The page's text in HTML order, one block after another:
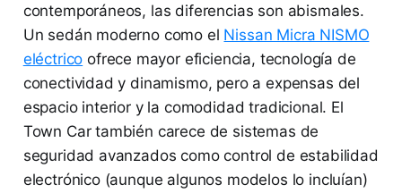
contemporáneos, las diferencias son abismales.
Un sedán moderno como el Nissan Micra NISMO
eléctrico ofrece mayor eficiencia, tecnología de
conectividad y dinamismo, pero a expensas del
espacio interior y la comodidad tradicional. El
Town Car también carece de sistemas de
seguridad avanzados como control de estabilidad
electrónico (aunque algunos modelos lo incluían)